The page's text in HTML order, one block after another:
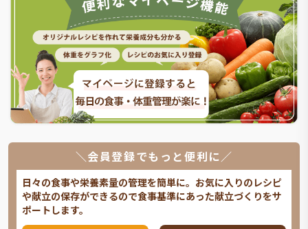
＼会員登録でもっと便利に／
日々の食事や栄養素量の管理を簡単に。お気に入りのレシピ
や献立の保存ができるので食事基準にあった献立づくりをサ
ポートします。